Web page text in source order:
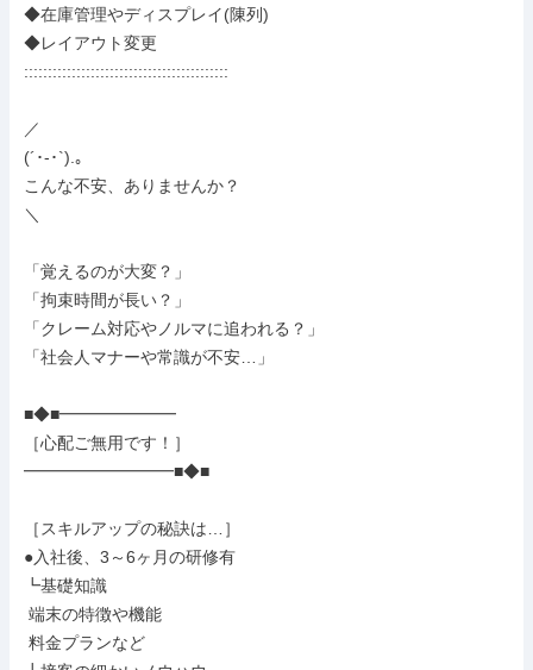
◆在庫管理やディスプレイ(陳列)
◆レイアウト変更
:::::::::::::::::::::::::::::::::::::::::::
／
(´･-･`).｡
こんな不安、ありませんか？
＼
「覚えるのが大変？」
「拘束時間が長い？」
「クレーム対応やノルマに追われる？」
「社会人マナーや常識が不安…」
■◆■━━━━━━━
［心配ご無用です！］
━━━━━━━━━■◆■
［スキルアップの秘訣は…］
●入社後、3～6ヶ月の研修有
┗基礎知識